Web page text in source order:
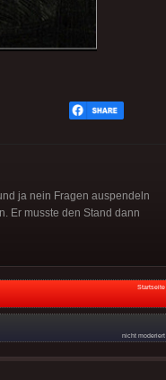
ja nein Fragen auspendeln
Er musste den Stand dann
Startseite
nicht moderiert